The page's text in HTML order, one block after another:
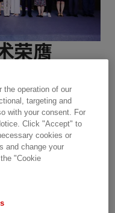
荣膺
the operation of our
targeting and
with your consent. For
Click "Accept" to
cookies or
and change your
"Cookie